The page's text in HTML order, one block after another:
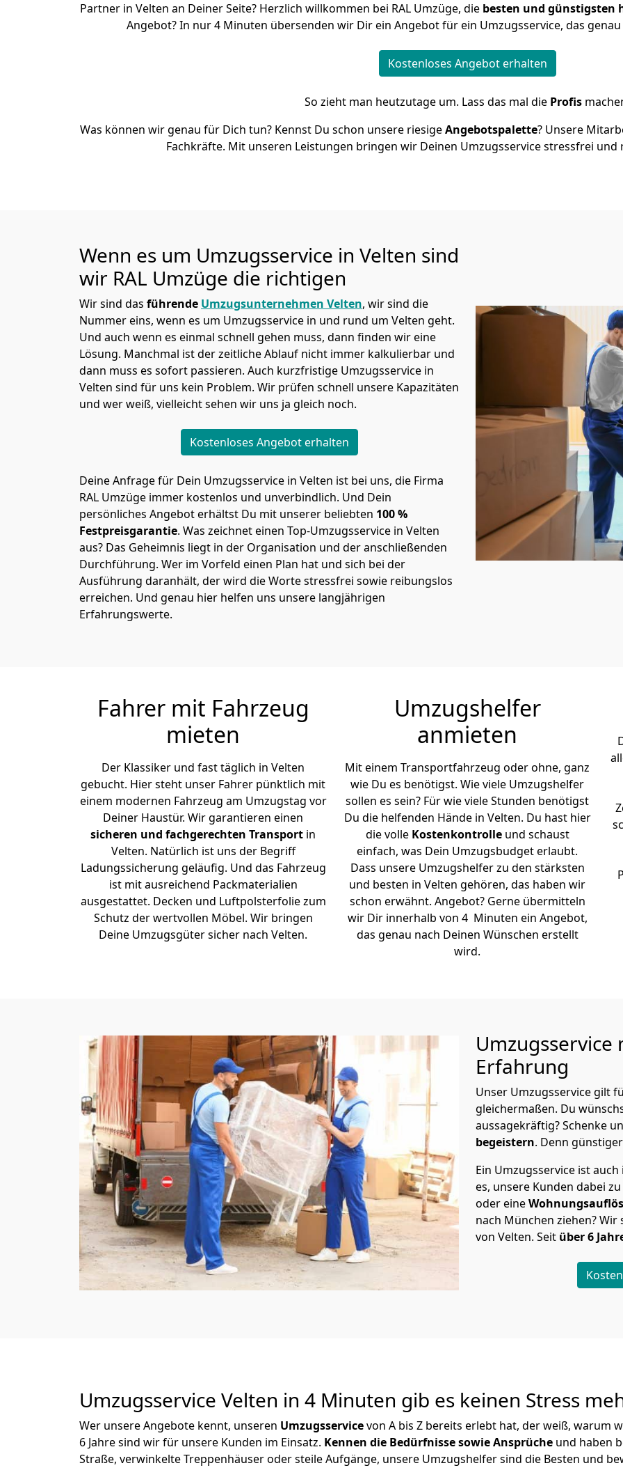
Partner in Velten an Deiner Seite? Herzlich willkommen bei RAL Umzüge, die besten und günstigsten
Angebot? In nur 4 Minuten übersenden wir Dir ein Angebot für ein Umzugsservice, das
Kostenloses Angebot erhalten
So zieht man heutzutage um. Lass das mal die Profis
Was können wir genau für Dich tun? Kennst Du schon unsere riesigeAngebotspalette? Unsere
Fachkräfte. Mit unseren Leistungen bringen wir Deinen Umzugsservice stressfrei und
Wenn es um Umzugsservice in Velten sind
wir RAL Umzüge die richtigen
Wir sind das führende Umzugsunternehmen Velten, wir sind die
Nummer eins, wenn es um Umzugsservice in und rund um Velten geht.
Und auch wenn es einmal schnell gehen muss, dann finden wir eine
Lösung. Manchmal ist der zeitliche Ablauf nicht immer kalkulierbar und
dann muss es sofort passieren. Auch kurzfristige Umzugsservice in
Velten sind für uns kein Problem. Wir prüfen schnell unsere Kapazitäten
und wer weiß, vielleicht sehen wir uns ja gleich noch.
Kostenloses Angebot erhalten
Deine Anfrage für Dein Umzugsservice in Velten ist bei uns, die Firma
RAL Umzüge immer kostenlos und unverbindlich. Und Dein
persönliches Angebot erhältst Du mit unserer beliebten 100 %
Festpreisgarantie. Was zeichnet einen Top-Umzugsservice in Velten
aus? Das Geheimnis liegt in der Organisation und der anschließenden
Durchführung. Wer im Vorfeld einen Plan hat und sich bei der
Ausführung daranhält, der wird die Worte stressfrei sowie reibungslos
erreichen. Und genau hier helfen uns unsere langjährigen
Erfahrungswerte.
Fahrer mit Fahrzeug
mieten
Der Klassiker und fast täglich in Velten
gebucht. Hier steht unser Fahrer pünktlich mit
einem modernen Fahrzeug am Umzugstag vor
Deiner Haustür. Wir garantieren einen
sicheren und fachgerechten Transport in
Velten. Natürlich ist uns der Begriff
Ladungssicherung geläufig. Und das Fahrzeug
ist mit ausreichend Packmaterialien
ausgestattet. Decken und Luftpolsterfolie zum
Schutz der wertvollen Möbel. Wir bringen
Deine Umzugsgüter sicher nach Velten.
Umzugshelfer
anmieten
Mit einem Transportfahrzeug oder ohne, ganz
wie Du es benötigst. Wie viele Umzugshelfer
sollen es sein? Für wie viele Stunden benötigst
Du die helfenden Hände in Velten. Du hast hier
die volle Kostenkontrolleund schaust
einfach, was Dein Umzugsbudget erlaubt.
Dass unsere Umzugshelfer zu den stärksten
und besten in Velten gehören, das haben wir
schon erwähnt. Angebot? Gerne übermitteln
wir Dir innerhalb von 4 Minuten ein Angebot,
das genau nach Deinen Wünschen erstellt
wird.
Umzugsservice
Erfahrung
Unser Umzugsservice gilt
gleichermaßen. Du
aussagekräftig? Schenke
begeistern. Denn
Ein Umzugsservice ist
es, unsere Kunden dabei
oder eine
nach München ziehen? Wir
von Velten. Seit über 6
Umzugsservice Velten in 4 Minuten gib es keinen Stress
Wer unsere Angebote kennt, unseren Umzugsservicevon A bis Z bereits erlebt hat, der weiß, warum
6 Jahre sind wir für unsere Kunden im Einsatz. Kennen die Bedürfnisse sowie Ansprüche und haben
Straße, verwinkelte Treppenhäuser oder steile Aufgänge, unsere Umzugshelfer sind die Besten und